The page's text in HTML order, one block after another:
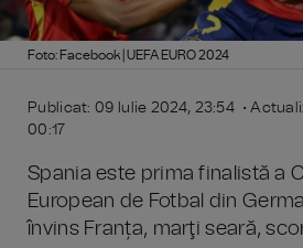
Foto: Facebook | UEFA EURO 2024
Publicat: 09 Iulie 2024, 23:54 •
00:17
Spania este prima finalistă a
European de Fotbal din
învins Franța, marţi seară,